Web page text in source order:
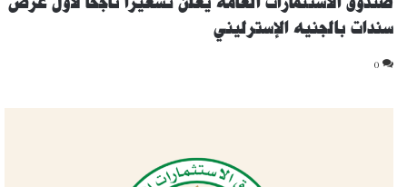
سندات بالجنيه الإسترليني
0